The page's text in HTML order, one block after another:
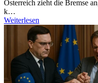
Österreich zieht die Bremse
k…
Weiterlesen